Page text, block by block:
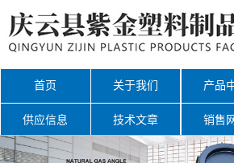
首页 关于我们 产品
供应信息 技术文章 销售
网站地图